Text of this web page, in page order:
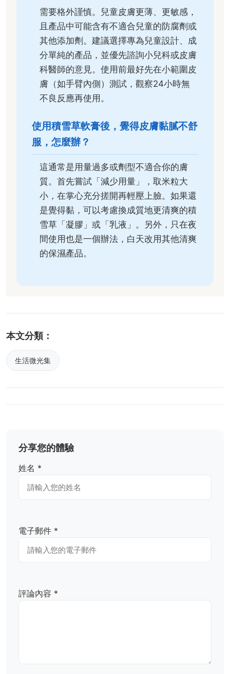
需要格外謹慎。兒童皮膚更薄、更敏感，
且產品中可能含有不適合兒童的防腐劑或
其他添加劑。建議選擇專為兒童設計、成
分單純的產品，並優先諮詢小兒科或皮膚
科醫師的意見。使用前最好先在小範圍皮
膚（如手臂內側）測試，觀察24小時無
不良反應再使用。
使用積雪草軟膏後，覺得皮膚黏膩不舒
服，怎麼辦？
這通常是用量過多或劑型不適合你的膚
質。首先嘗試「減少用量」，取米粒大
小，在掌心充分搓開再輕壓上臉。如果還
是覺得黏，可以考慮換成質地更清爽的積
雪草「凝膠」或「乳液」。另外，只在夜
間使用也是一個辦法，白天改用其他清爽
的保濕產品。
本文分類：
生活微光集
分享您的體驗
姓名 *
電子郵件 *
評論內容 *